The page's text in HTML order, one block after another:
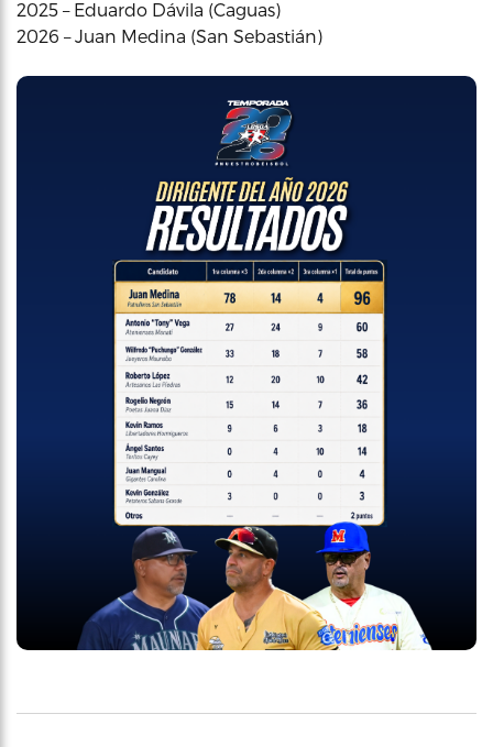
2025 – Eduardo Dávila (Caguas)
2026 – Juan Medina (San Sebastián)